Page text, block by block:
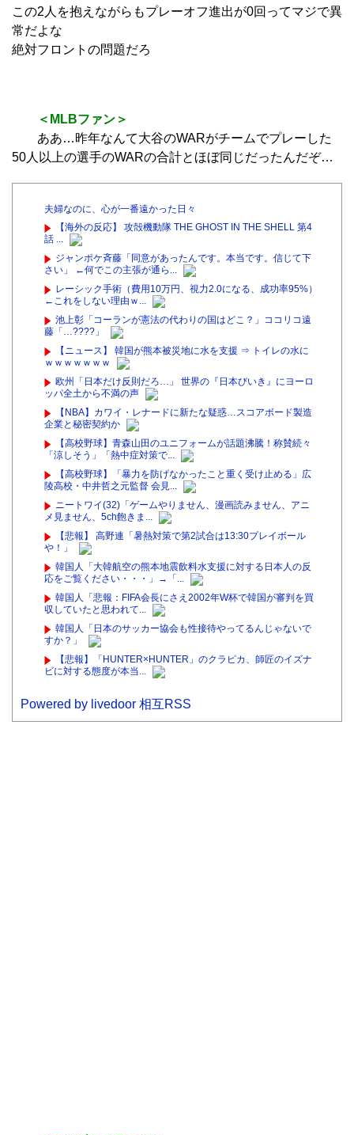
この2人を抱えながらもプレーオフ進出が0回ってマジで異
常だよな
絶対フロントの問題だろ
＜MLBファン＞
ああ…昨年なんて大谷のWARがチームでプレーした
50人以上の選手のWARの合計とほぼ同じだったんだぞ…
夫婦なのに、心が一番遠かった日々
【海外の反応】 攻殻機動隊 THE GHOST IN THE SHELL 第4
話 ...
ジャンポケ斉藤「同意があったんです。本当です。信じて下
さい」 ←何でこの主張が通ら...
レーシック手術（費用10万円、視力2.0になる、成功率95%）
←これをしない理由ｗ...
池上彰「コーランが憲法の代わりの国はどこ？」ココリコ遠
藤「…????」
【ニュース】 韓国が熊本被災地に水を支援 ⇒ トイレの水に
ｗｗｗｗｗｗｗ
欧州「日本だけ反則だろ…」 世界の『日本びいき』にヨーロ
ッパ全土から不満の声
【NBA】カワイ・レナードに新たな疑惑…スコアボード製造
企業と秘密契約か
【高校野球】青森山田のユニフォームが話題沸騰！称賛続々
「涼しそう」「熱中症対策で...
【高校野球】「暴力を防げなかったこと重く受け止める」広
陵高校・中井哲之元監督 会見...
ニートワイ(32)「ゲームやりません、漫画読みません、アニ
メ見ません、5ch飽きま...
【悲報】 高野連「暑熱対策で第2試合は13:30プレイボール
や！」
韓国人「大韓航空の熊本地震飲料水支援に対する日本人の反
応をご覧ください・・・」→「...
韓国人「悲報：FIFA会長にさえ2002年W杯で韓国が審判を買
収していたと思われて...
韓国人「日本のサッカー協会も性接待やってるんじゃないで
すか？」
【悲報】「HUNTER×HUNTER」のクラピカ、師匠のイズナ
ビに対する態度が本当...
Powered by livedoor 相互RSS